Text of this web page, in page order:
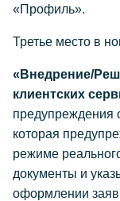
«Профиль».
Третье место в
«Внедрение/
клиентских
которая
режиме
документы и
оформлении